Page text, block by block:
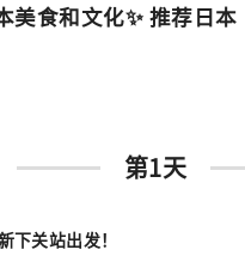
美食和文化✨ 推荐日
第1天
下关站出发！